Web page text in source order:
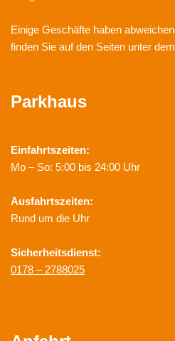
Einige Geschäfte haben
finden Sie auf den Seiten unter
Parkhaus
Einfahrtszeiten:
Mo – So: 5:00 bis 24:00 Uhr
Ausfahrtszeiten:
Rund um die Uhr
Sicherheitsdienst:
0178 – 2788025